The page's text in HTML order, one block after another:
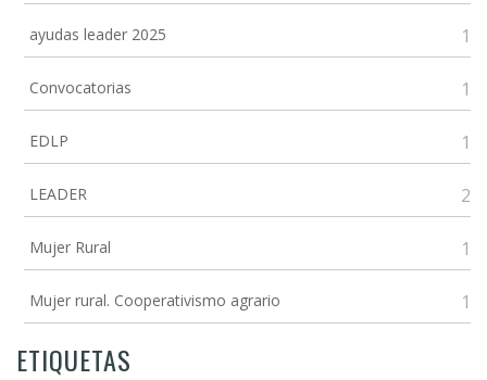
ayudas leader 2025 1
Convocatorias 1
EDLP 1
LEADER 2
Mujer Rural 1
Mujer rural. Cooperativismo agrario 1
ETIQUETAS